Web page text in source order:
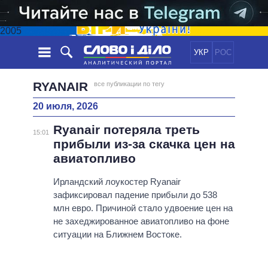
2005
УКР РОС
НОВОСТИ
ЛЕНТА
СОБЫТИЯ
СТАТЬИ
МНЕНИЯ
ОБЗОРЫ
ДАЙДЖЕСТЫ
ЭКОНОМИКА
ОБЩЕСТВО
ПОЛИТИКИ
ВСЕ ПОЛИТИКИ
ПРЕЗИДЕНТ И ОФИС
ВЕРХОВНАЯ РАДА
ГЛАВЫ ОБЛАДМИНИСТРАЦИЙ
ИНФОГРАФИКА
ВИДЕО
ПОДДЕРЖАТЬ
СРАВНЕНИЕ ПОЛИТИКОВ
RYANAIR все публикации по тегу
20 июля, 2026
15:01
Ryanair потеряла треть
прибыли из-за скачка цен на
авиатопливо
Ирландский лоукостер Ryanair
зафиксировал падение прибыли до 538
млн евро. Причиной стало удвоение цен на
не захеджированное авиатопливо на фоне
ситуации на Ближнем Востоке.